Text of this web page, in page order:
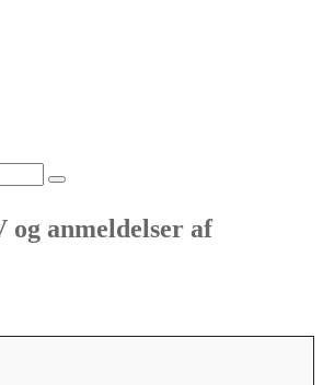
og anmeldelser af